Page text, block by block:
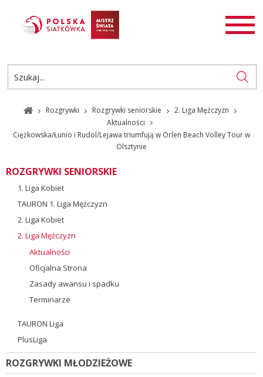
AKTUALNOŚCI
ROZGRYWKI
PL
EN
Rozgrywki Rozgrywki seniorskie
2. Liga Mężczyzn
Aktualności
Ciężkowska/Łunio i Rudol/Lejawa triumfują w Orlen Beach Volley Tour w
Olsztynie
ROZGRYWKI SENIORSKIE
1. Liga Kobiet
TAURON 1. Liga Mężczyzn
2. Liga Kobiet
2. Liga Mężczyzn
Aktualności
Oficjalna Strona
Zasady awansu i spadku
Terminarze
TAURON Liga
PlusLiga
ROZGRYWKI MŁODZIEŻOWE